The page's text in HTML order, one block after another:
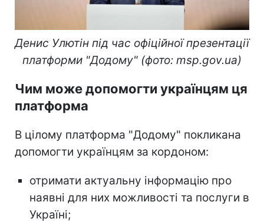
Денис Улютін під час офіційної презентації
платформи "Додому" (фото: msp.gov.ua)
Чим може допомогти українцям ця
платформа
В цілому платформа "Додому" покликана
допомогти українцям за кордоном:
отримати актуальну інформацію про
наявні для них можливості та послуги в
Україні;